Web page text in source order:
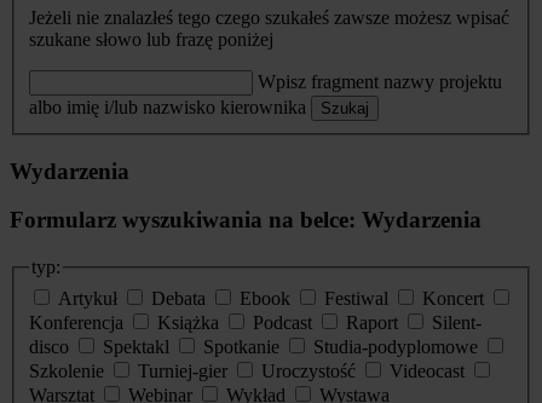
Jeżeli nie znalazłeś tego czego szukałeś zawsze możesz wpisać
szukane słowo lub frazę poniżej
Wpisz fragment nazwy projektu
albo imię i/lub nazwisko kierownika
Szukaj
Wydarzenia
Formularz wyszukiwania na belce: Wydarzenia
typ:
Artykuł
Debata Ebook Festiwal
Koncert
Konferencja
Książka Podcast Raport
Silent-
disco
Spektakl Spotkanie
Studia-podyplomowe
Szkolenie
Turniej-gier Uroczystość
Videocast
Warsztat
Webinar Wykład
Wystawa